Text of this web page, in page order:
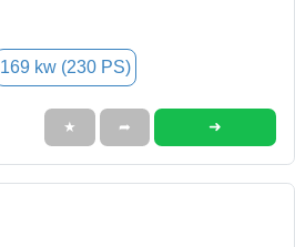
169 kw (230 PS)
★ ➦ ➜